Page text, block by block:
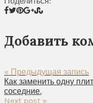
Добавить
« Предыдущая запись
Как заменить одну
соседние.
Next post »